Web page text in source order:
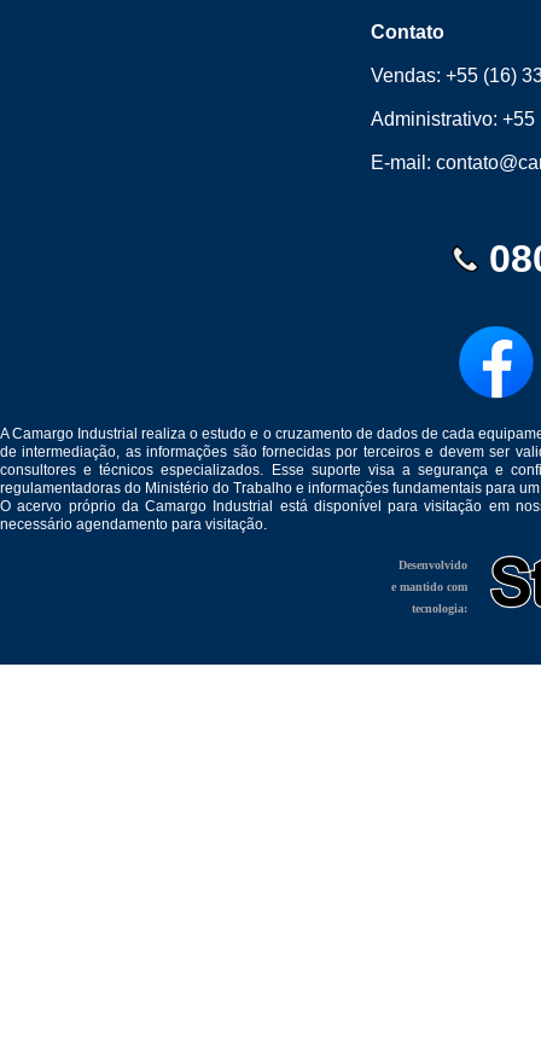
Contato
Vendas:+55 (16)
Administrativo:+55
E-mail:
A Camargo Industrial realiza o estudo e o cruzamento de dados de cada
de intermediação, as informações são fornecidas por terceiros e devem ser
consultores e técnicos especializados. Esse suporte visa a segurança e
regulamentadoras do Ministério do Trabalho e informações fundamentais para
O acervo próprio da Camargo Industrial está disponível para visitação em
necessário agendamento para visitação.
Desenvolvido
e mantido com
tecnologia: